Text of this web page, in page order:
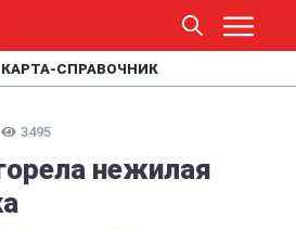
КАРТА-СПРАВОЧНИК
3495
нежилая